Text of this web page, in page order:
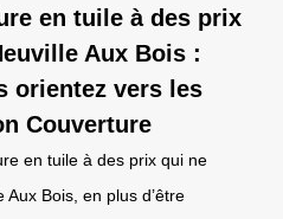
en tuile à des prix
Aux Bois :
orientez vers les
Couverture
en tuile à des prix qui ne
Bois, en plus d’être